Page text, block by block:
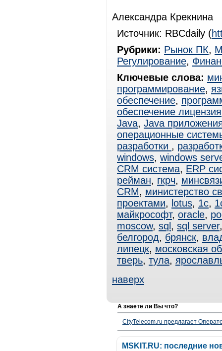
Александра Крекнина
Источник: RBCdaily (
Рубрики: Рынок ПК,
Регулирование,
Ключевые слова:
программирование,
обеспечение,
обеспечение лицензия
Java, Java
операционные
разработки ,
windows, windows
CRM система, ERP
рейман, гкрч,
CRM, министерство
проектами, lotus, 1с,
майкрософт, oracle,
moscow, sql , sql server
белгород, брянск,
липецк, московская
тверь, тула,
наверх
А знаете ли Вы что?
CityTelecom.ru предлагает
MSKIT.RU: последние